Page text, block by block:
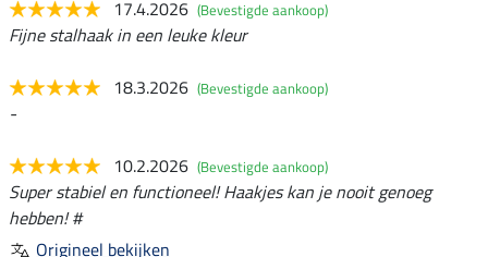
17.4.2026 (Bevestigde aankoop)
Fijne stalhaak in een leuke kleur
18.3.2026 (Bevestigde aankoop)
-
10.2.2026 (Bevestigde aankoop)
Super stabiel en functioneel! Haakjes kan je nooit genoeg
hebben! #
Origineel bekijken